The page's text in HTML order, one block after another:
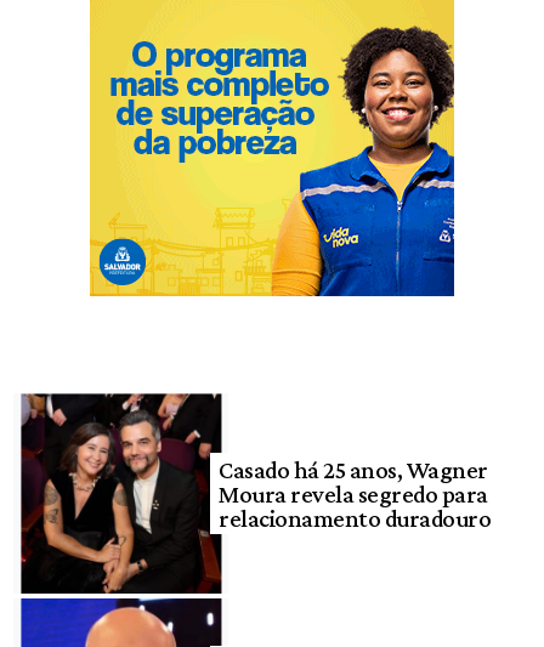
Casado há 25 anos, Wagner
Moura revela segredo para
relacionamento duradouro